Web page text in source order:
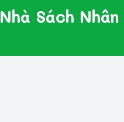
Nhà Sách Nhân